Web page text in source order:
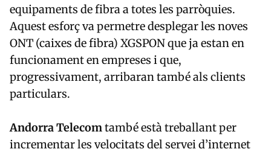
equipaments de fibra a totes les parròquies.
Aquest esforç va permetre desplegar les noves
ONT (caixes de fibra) XGSPON que ja estan en
funcionament en empreses i que,
progressivament, arribaran també als clients
particulars.
Andorra Telecom també està treballant per
incrementar les velocitats del servei d’internet